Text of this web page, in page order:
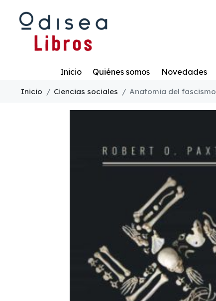
Inicio Quiénes somos Novedades
Inicio Ciencias sociales Anatomia del fascismo